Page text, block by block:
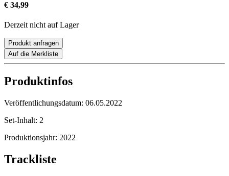
€ 34,99
Derzeit nicht auf Lager
Produkt anfragen
Auf die Merkliste
Produktinfos
Veröffentlichungsdatum: 06.05.2022
Set-Inhalt: 2
Produktionsjahr: 2022
Trackliste